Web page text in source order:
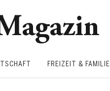
FREIZEIT & FAMILIE